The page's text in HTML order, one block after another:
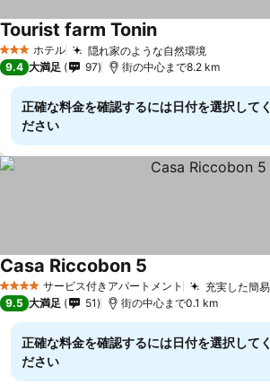
3 ホテルのランク
ホテル 隠れ家のような自然環境
Tourist farm Tonin
9.4 大満足 97 街の中心まで8.2 km
正確な料金を確認するには日付を選択してく
ださい
4 ホテルのランクサービス付きアパートメント
Casa Riccobon 5
9.5 大満足 51 街の中心まで0.1 km
正確な料金を確認するには日付を選択してく
ださい